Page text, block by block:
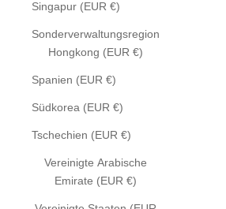
Singapur (EUR €)
Sonderverwaltungsregion
Hongkong (EUR €)
Spanien (EUR €)
Südkorea (EUR €)
Tschechien (EUR €)
Vereinigte Arabische
Emirate (EUR €)